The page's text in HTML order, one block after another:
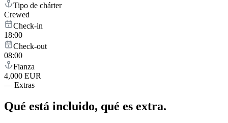
Tipo de chárter
Crewed
Check-in
18:00
Check-out
08:00
Fianza
4,000 EUR
— Extras
Qué está incluido, qué es extra.